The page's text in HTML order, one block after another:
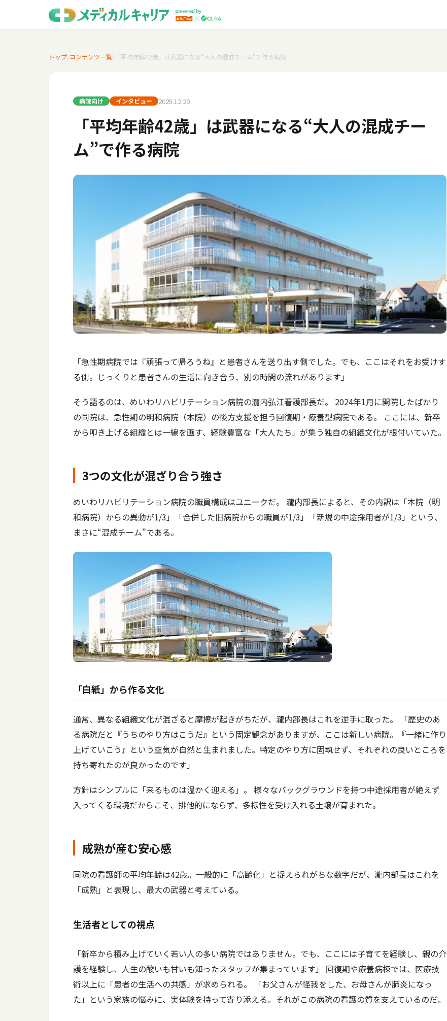
トップ/コンテンツ一覧/ 「平均年齢42歳」は武器になる――“大人の混成チーム”で作る病院
病院向け インタビュー 2025.12.20
「平均年齢42歳」は武器になる――“大人の混成チー
ム”で作る病院
「急性期病院では『頑張って帰ろうね』と患者さんを送り出す側でした。でも、ここはそれをお受けす
る側。じっくりと患者さんの生活に向き合う、別の時間の流れがあります」
そう語るのは、めいわリハビリテーション病院の瀧内弘江看護部長だ。 2024年1月に開院したばかり
の同院は、急性期の明和病院（本院）の後方支援を担う回復期・療養型病院である。 ここには、新卒
から叩き上げる組織とは一線を画す、経験豊富な「大人たち」が集う独自の組織文化が根付いていた。
3つの文化が混ざり合う強さ
めいわリハビリテーション病院の職員構成はユニークだ。 瀧内部長によると、その内訳は「本院（明
和病院）からの異動が1/3」「合併した旧病院からの職員が1/3」「新規の中途採用者が1/3」という、
まさに“混成チーム”である。
「白紙」から作る文化
通常、異なる組織文化が混ざると摩擦が起きがちだが、瀧内部長はこれを逆手に取った。 「歴史のあ
る病院だと『うちのやり方はこうだ』という固定観念がありますが、ここは新しい病院。『一緒に作り
上げていこう』という空気が自然と生まれました。特定のやり方に固執せず、それぞれの良いところを
持ち寄れたのが良かったのです」
方針はシンプルに「来るものは温かく迎える」。 様々なバックグラウンドを持つ中途採用者が絶えず
入ってくる環境だからこそ、排他的にならず、多様性を受け入れる土壌が育まれた。
成熟が産む安心感
同院の看護師の平均年齢は42歳。一般的に「高齢化」と捉えられがちな数字だが、瀧内部長はこれを
「成熟」と表現し、最大の武器と考えている。
生活者としての視点
「新卒から積み上げていく若い人の多い病院ではありません。でも、ここには子育てを経験し、親の介
護を経験し、人生の酸いも甘いも知ったスタッフが集まっています」 回復期や療養病棟では、医療技
術以上に「患者の生活への共感」が求められる。 「お父さんが怪我をした、お母さんが肺炎になっ
た」という家族の悩みに、実体験を持って寄り添える。それがこの病院の看護の質を支えているのだ。